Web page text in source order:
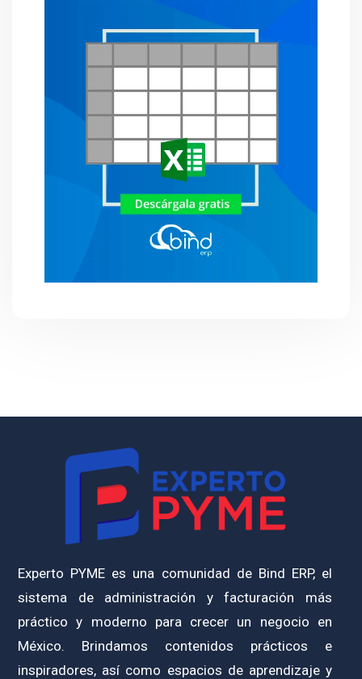
Experto PYME es una comunidad de Bind ERP, el
sistema de administración y facturación más
práctico y moderno para crecer un negocio en
México. Brindamos contenidos prácticos e
inspiradores, así como espacios de aprendizaje y